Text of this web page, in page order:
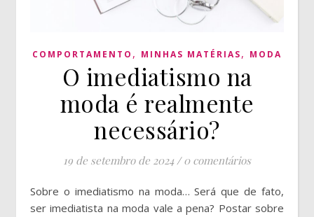
COMPORTAMENTO , MINHAS MATÉRIAS, MODA
O imediatismo na
moda é realmente
necessário?
19 de setembro de 2024 / 0 comentários
Sobre o imediatismo na moda… Será que de fato,
ser imediatista na moda vale a pena? Postar sobre